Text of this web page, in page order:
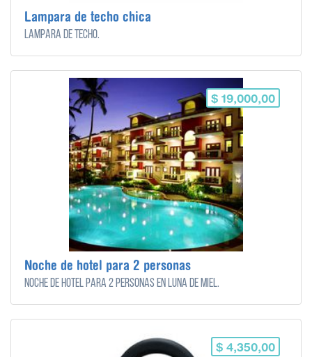
Lampara de techo chica
Lampara de techo.
$ 19,000,00
Noche de hotel para 2 personas
Noche de hotel para 2 personas en luna de miel.
$ 4,350,00